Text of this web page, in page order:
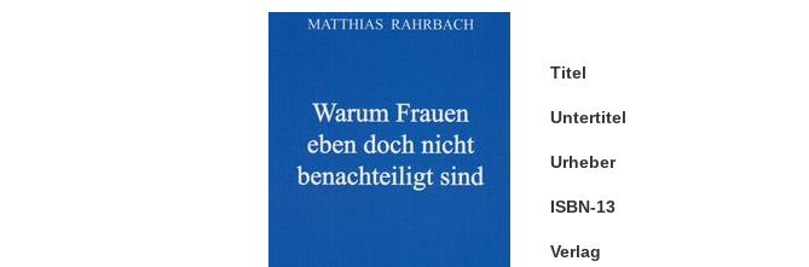
Titel
Untertitel
Urheber
ISBN-13
Verlag